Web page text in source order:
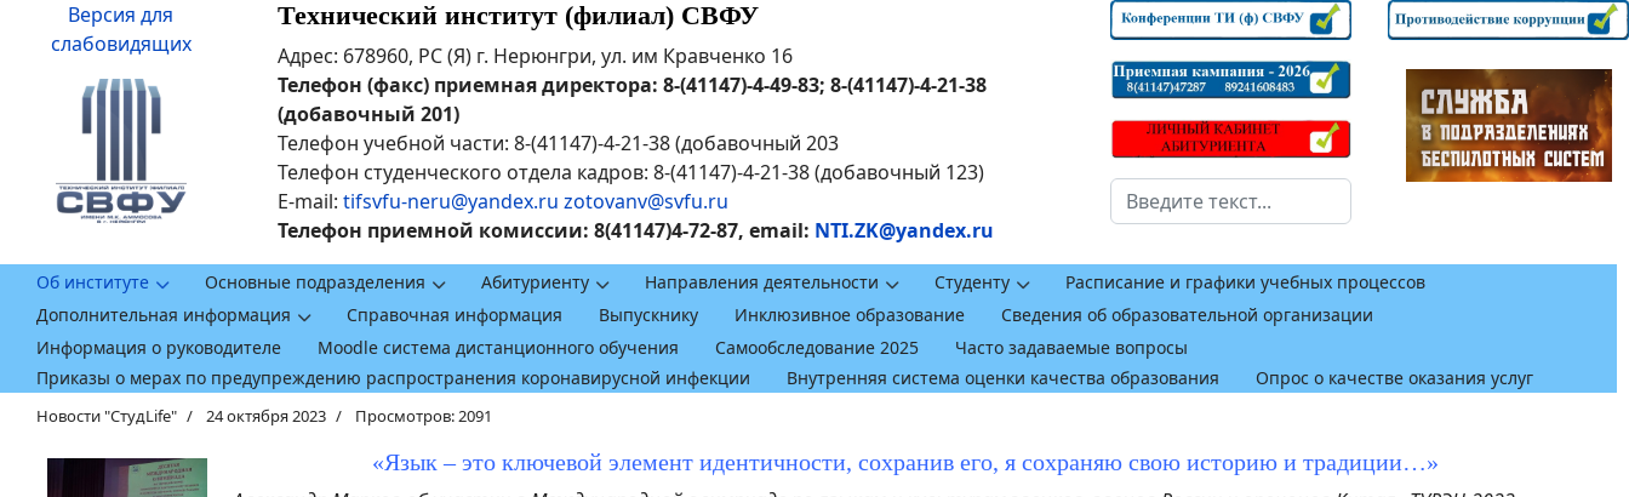
Версия для
слабовидящих
Технический институт (филиал) СВФУ
Адрес: 678960, РС (Я) г. Нерюнгри, ул. им Кравченко 16
Телефон (факс) приемная директора: 8-(41147)-4-49-83; 8-(41147)-4-21-38
(добавочный 201)
Телефон учебной части: 8-(41147)-4-21-38 (добавочный 203
Телефон студенческого отдела кадров: 8-(41147)-4-21-38 (добавочный 123)
E-mail: tifsvfu-neru@yandex.ru zotovanv@svfu.ru
Телефон приемной комиссии: 8(41147)4-72-87, email: NTI.ZK@yandex.ru
Поиск
Об институте Основные подразделения Абитуриенту Направления деятельности Студенту
Расписание и графики учебных процессов
Дополнительная информация
Справочная информация Выпускнику Инклюзивное образование
Сведения об образовательной организации
Информация о руководителе
Moodle система дистанционного обучения Самообследование 2025
Часто задаваемые вопросы
Приказы о мерах по предупреждению распространения коронавирусной инфекции
Внутренняя система оценки качества образования Опрос о качестве оказания услуг
Новости "СтудLife" 24 октября 2023 Просмотров: 2091
«Язык – это ключевой элемент идентичности, сохранив его, я сохраняю свою историю и традиции…»